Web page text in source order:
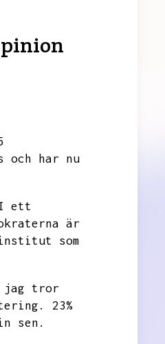
och har nu
ett
är
som
jag tror
23%
sen.